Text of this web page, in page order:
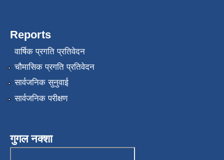
Reports
वार्षिक प्रगति प्रतिवेदन
चौमासिक प्रगति प्रतिवेदन
सार्वजनिक सुनुवाई
सार्वजनिक परीक्षण
गुगल नक्शा